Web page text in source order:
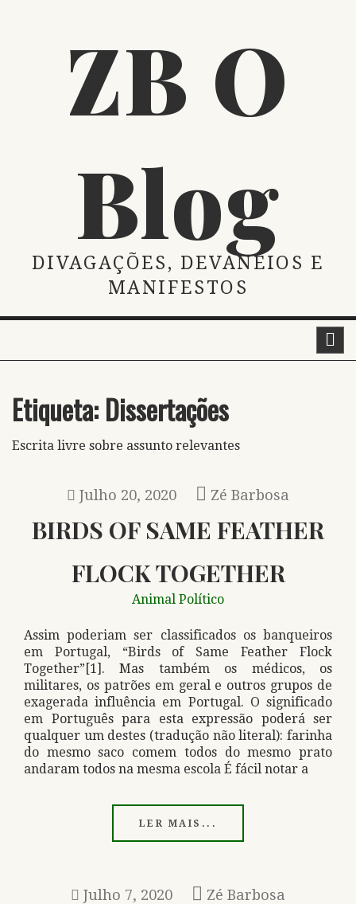
ZB O
Blog
DIVAGAÇÕES, DEVANEIOS E
MANIFESTOS
Etiqueta:Dissertações
Escrita livre sobre assunto relevantes
Julho 20, 2020 Zé Barbosa
BIRDS OF SAME FEATHER
FLOCK TOGETHER
Animal Político
Assim poderiam ser classificados os banqueiros
em Portugal, “Birds of Same Feather Flock
Together”[1]. Mas também os médicos, os
militares, os patrões em geral e outros grupos de
exagerada influência em Portugal. O significado
em Português para esta expressão poderá ser
qualquer um destes (tradução não literal): farinha
do mesmo saco comem todos do mesmo prato
andaram todos na mesma escola É fácil notar a
LER MAIS...
Julho 7, 2020 Zé Barbosa